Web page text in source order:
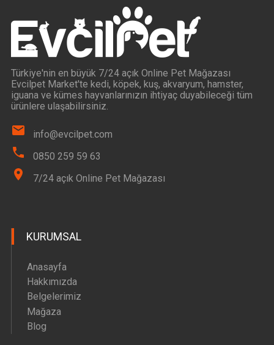
Türkiye'nin en büyük 7/24 açık Online Pet Mağazası
Evcilpet Market'te kedi, köpek, kuş, akvaryum, hamster,
iguana ve kümes hayvanlarınızın ihtiyaç duyabileceği tüm
ürünlere ulaşabilirsiniz.
info@evcilpet.com
0850 259 59 63
7/24 açık Online Pet Mağazası
KURUMSAL
Anasayfa
Hakkımızda
Belgelerimiz
Mağaza
Blog